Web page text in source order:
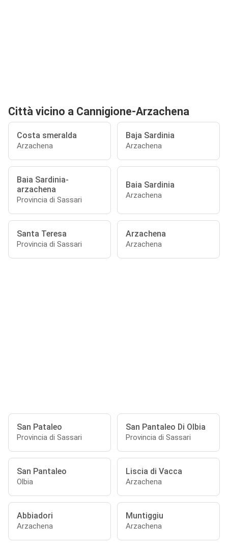
Città vicino a Cannigione-Arzachena
Costa smeralda
Arzachena
Baja Sardinia
Arzachena
Baia Sardinia-
arzachena
Provincia di Sassari
Baia Sardinia
Arzachena
Santa Teresa
Provincia di Sassari
Arzachena
Arzachena
San Pataleo
Provincia di Sassari
San Pantaleo Di Olbia
Provincia di Sassari
San Pantaleo
Olbia
Liscia di Vacca
Arzachena
Abbiadori
Arzachena
Muntiggiu
Arzachena